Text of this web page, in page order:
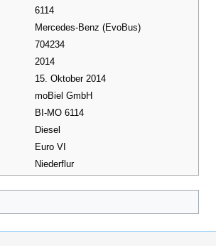
6114
Mercedes-Benz (EvoBus)
704234
2014
15. Oktober 2014
moBiel GmbH
BI-MO 6114
Diesel
Euro VI
Niederflur